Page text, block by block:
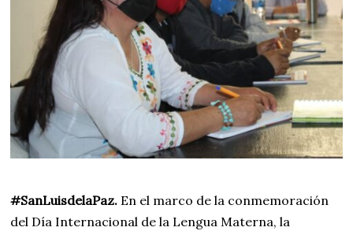
#SanLuisdelaPaz. En el marco de la conmemoración
del Día Internacional de la Lengua Materna, la